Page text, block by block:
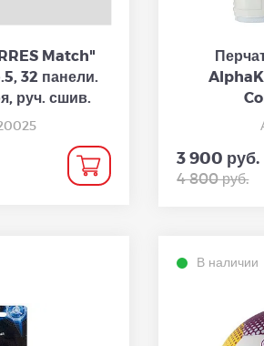
Match"
32 панели.
руч. сшив.
3 900 руб.
4 800 руб.
В наличии